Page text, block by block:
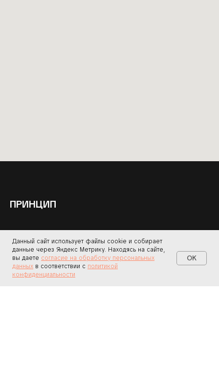
Данный сайт использует файлы cookie и собирает
данные через Яндекс Метрику. Находясь на сайте,
вы даете согласие на обработку персональных
данных в соответствии с политикой
конфиденциальности
OK
ПРИНЦИП
УСЛУГИ
Строительно-техническая экспертиза